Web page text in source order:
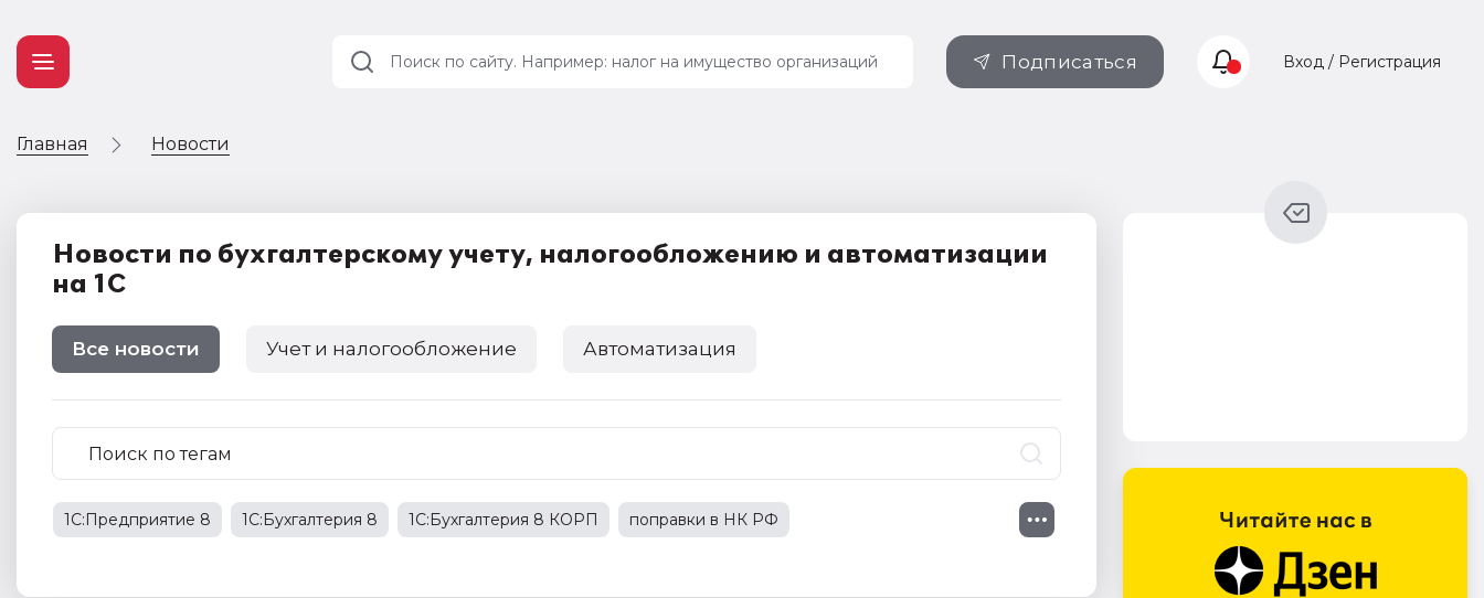
Подписаться Вход / Регистрация
Главная Новости
Новости по бухгалтерскому учету, налогообложению и автоматизации
на 1С
Все новости Учет и налогообложение Автоматизация
1С:Предприятие 8 1С:Бухгалтерия 8 1С:Бухгалтерия 8 КОРП поправки в НК РФ
Учет и